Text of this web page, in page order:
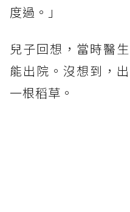
度過。」
兒子回想，當時醫
能出院。沒想到，
一根稻草。